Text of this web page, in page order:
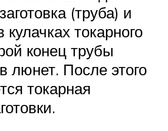
(труба) и
токарного
конец трубы
люнет. После этого
токарная